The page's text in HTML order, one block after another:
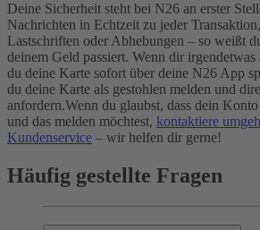
Deine Sicherheit steht bei N26 an erster
Nachrichten in Echtzeit zu jeder
Lastschriften oder Abhebungen – so weißt
deinem Geld passiert. Wenn dir
du deine Karte sofort über deine N26 App
du deine Karte als gestohlen melden und
anfordern.Wenn du glaubst, dass dein
und das melden möchtest, kontaktiere
Kundenservice – wir helfen dir gerne!
Häufig gestellte Fragen